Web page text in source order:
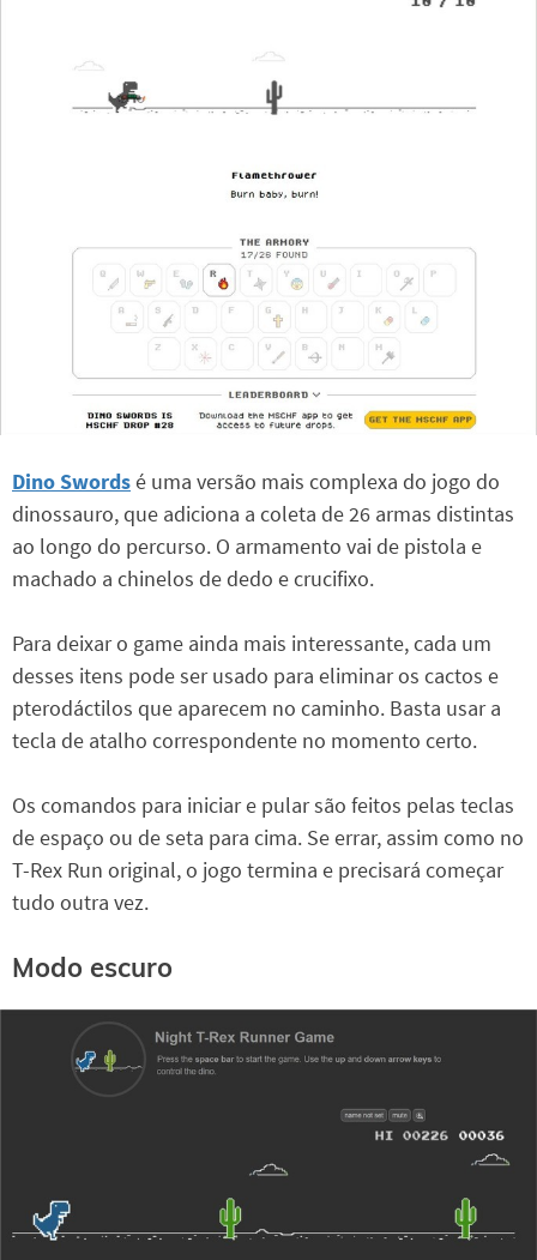
Dino Swordsé uma versão mais complexa do jogo do
dinossauro, que adiciona a coleta de 26 armas distintas
ao longo do percurso. O armamento vai de pistola e
machado a chinelos de dedo e crucifixo.
Para deixar o game ainda mais interessante, cada um
desses itens pode ser usado para eliminar os cactos e
pterodáctilos que aparecem no caminho. Basta usar a
tecla de atalho correspondente no momento certo.
Os comandos para iniciar e pular são feitos pelas teclas
de espaço ou de seta para cima. Se errar, assim como no
T-Rex Run original, o jogo termina e precisará começar
tudo outra vez.
Modo escuro